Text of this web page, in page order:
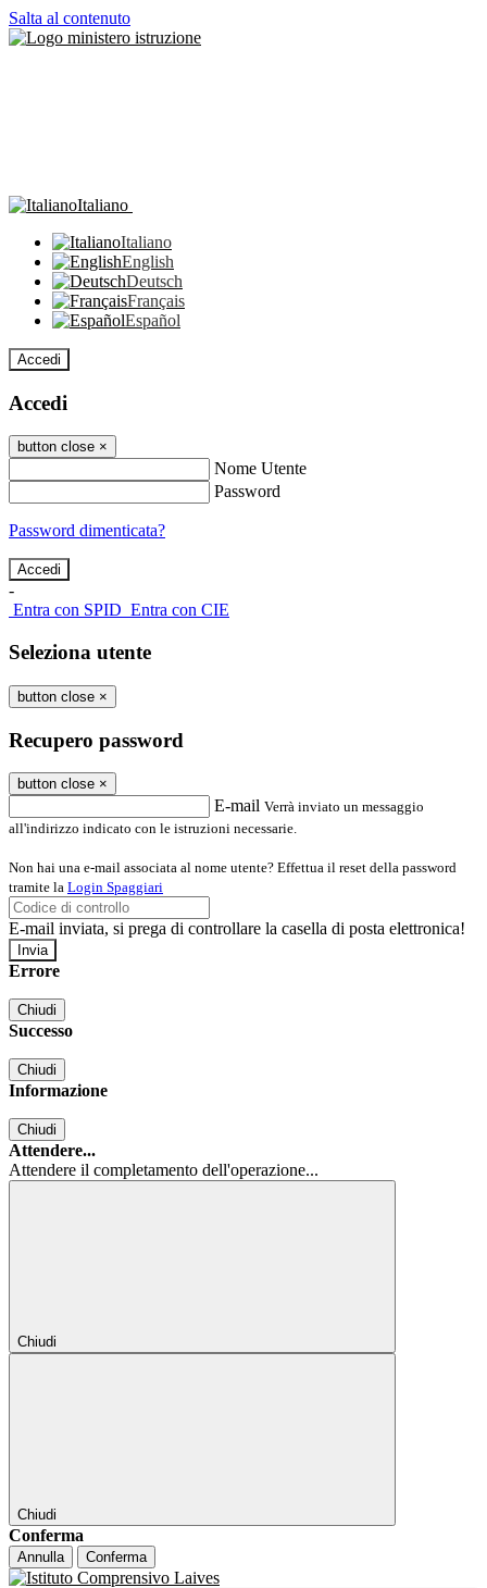
Salta al contenuto
Italiano
Italiano
English
Deutsch
Français
Español
Accedi
Accedi
button close ×
Nome Utente
Password
Password dimenticata?
-
Entra con SPID Entra con CIE
Seleziona utente
button close ×
Recupero password
button close ×
E-mail Verrà inviato un messaggio
all'indirizzo indicato con le istruzioni necessarie.
Non hai una e-mail associata al nome utente? Effettua il reset della password
tramite la Login Spaggiari
E-mail inviata, si prega di controllare la casella di posta elettronica!
Errore
Chiudi
Successo
Chiudi
Informazione
Chiudi
Attendere...
Attendere il completamento dell'operazione...
Chiudi
Chiudi
Conferma
Annulla Conferma